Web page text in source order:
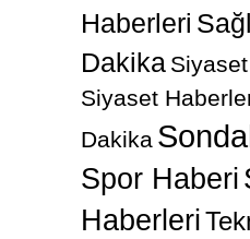
Haberleri
Dakika Siyaset
Siyaset
Dakika
Spor Haberi
Haberleri